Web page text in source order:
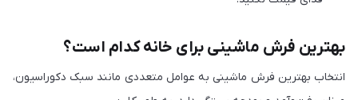
بهترین فرش ماشینی برای خانه کدام است؟
انتخاب بهترین فرش ماشینی به عوامل متعددی مانند سبک دکوراسیون،